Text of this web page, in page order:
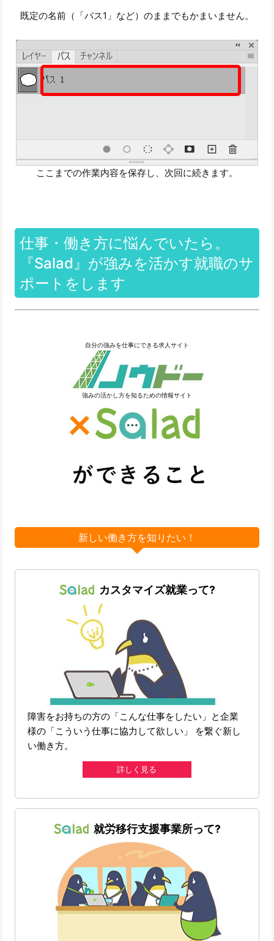
既定の名前（「パス1」など）のままでもかまいません。
ここまでの作業内容を保存し、次回に続きます。
仕事・働き方に悩んでいたら。
『Salad』が強みを活かす就職のサ
ポートをします
自分の強みを仕事にできる求人サイト
強みの活かし方を知るための情報サイト
新しい働き方を知りたい！
カスタマイズ就業って?
障害をお持ちの方の「こんな仕事をしたい」と企業
様の「こういう仕事に協力して欲しい」 を繋ぐ新し
い働き方。
詳しく見る
就労移行支援事業所って?